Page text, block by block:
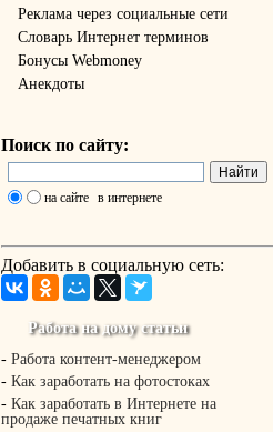
Реклама через социальные сети
Словарь Интернет терминов
Бонусы Webmoney
Анекдоты
Поиск по сайту:
на сайте в интернете
Добавить в социальную сеть:
Работа на дому статьи
- Работа контент-менеджером
- Как заработать на фотостоках
- Как заработать в Интернете на
продаже печатных книг